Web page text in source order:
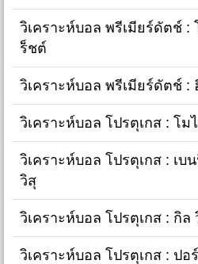
วิเคราะห์บอล พรีเมียร์ดัตช์ :
ร็ชต์
วิเคราะห์บอล พรีเมียร์ดัตช์ :
วิเคราะห์บอล โปรตุเกส : โม
วิเคราะห์บอล โปรตุเกส : เบ
วิสุ
วิเคราะห์บอล โปรตุเกส : กิล
วิเคราะห์บอล โปรตุเกส : ปอ